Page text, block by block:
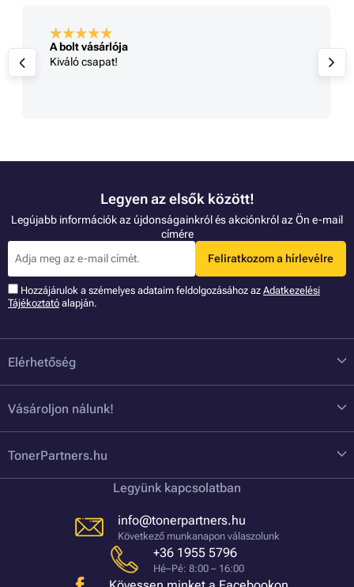
A bolt vásárlója
Kiváló csapat!
Legyen az elsők között!
Legújabb információk az újdonságainkról és akciónkról az Ön e-mail
címére
Feliratkozom a hírlevélre
Hozzájárulok a szémelyes adataim feldolgozásához az Adatkezelési
Tájékoztató alapján.
Elérhetőség
Vásároljon nálunk!
TonerPartners.hu
Legyünk kapcsolatban
info@tonerpartners.hu
Következő munkanapon válaszolunk
+36 1955 5796
Hé–Pé: 8:00 – 16:00